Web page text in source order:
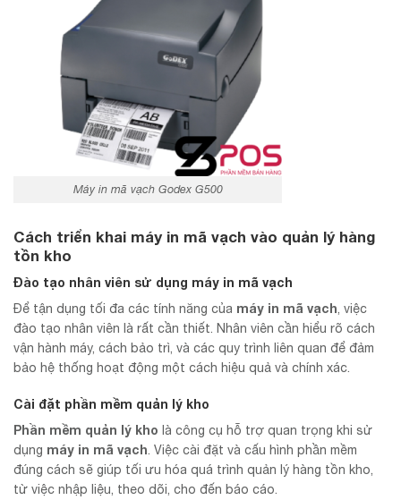
Máy in mã vạch Godex G500
Cách triển khai máy in mã vạch vào quản lý hàng
tồn kho
Đào tạo nhân viên sử dụng máy in mã vạch
Để tận dụng tối đa các tính năng của máy in mã vạch, việc
đào tạo nhân viên là rất cần thiết. Nhân viên cần hiểu rõ cách
vận hành máy, cách bảo trì, và các quy trình liên quan để đảm
bảo hệ thống hoạt động một cách hiệu quả và chính xác.
Cài đặt phần mềm quản lý kho
Phần mềm quản lý kho là công cụ hỗ trợ quan trọng khi sử
dụng máy in mã vạch . Việc cài đặt và cấu hình phần mềm
đúng cách sẽ giúp tối ưu hóa quá trình quản lý hàng tồn kho,
từ việc nhập liệu, theo dõi, cho đến báo cáo.